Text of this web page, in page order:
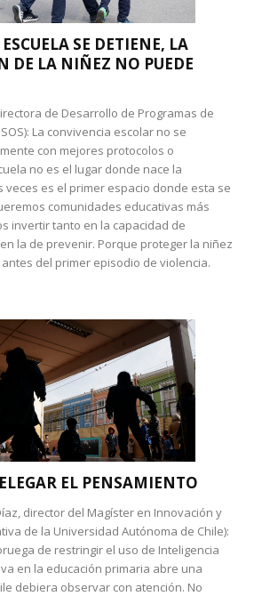
SE DETIENE, LA
DE LA NIÑEZ NO PUEDE
de Desarrollo de Programas de
La convivencia escolar no se
con mejores protocolos o
no es el lugar donde nace la
veces es el primer espacio donde esta se
comunidades educativas más
invertir tanto en la capacidad de
la de prevenir. Porque proteger la niñez
del primer episodio de violencia.
EL PENSAMIENTO
director del Magíster en Innovación y
de la Universidad Autónoma de Chile):
de restringir el uso de Inteligencia
en la educación primaria abre una
debiera observar con atención. No